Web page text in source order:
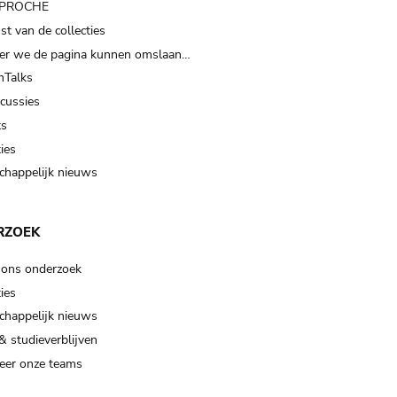
van de collecties
we de pagina kunnen omslaan…
nieuws
onderzoek
nieuws
studieverblijven
onze teams